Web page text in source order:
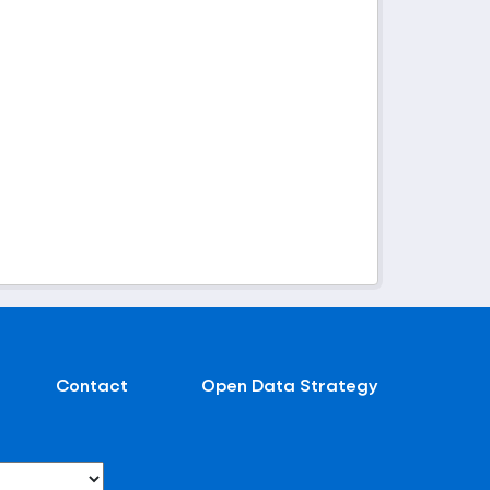
Contact Open Data Strategy